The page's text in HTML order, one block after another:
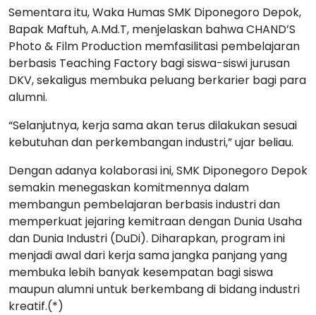
Sementara itu, Waka Humas SMK Diponegoro Depok,
Bapak Maftuh, A.Md.T, menjelaskan bahwa CHAND’S
Photo & Film Production memfasilitasi pembelajaran
berbasis Teaching Factory bagi siswa-siswi jurusan
DKV, sekaligus membuka peluang berkarier bagi para
alumni.
“Selanjutnya, kerja sama akan terus dilakukan sesuai
kebutuhan dan perkembangan industri,” ujar beliau.
Dengan adanya kolaborasi ini, SMK Diponegoro Depok
semakin menegaskan komitmennya dalam
membangun pembelajaran berbasis industri dan
memperkuat jejaring kemitraan dengan Dunia Usaha
dan Dunia Industri (DuDi). Diharapkan, program ini
menjadi awal dari kerja sama jangka panjang yang
membuka lebih banyak kesempatan bagi siswa
maupun alumni untuk berkembang di bidang industri
kreatif.(*)